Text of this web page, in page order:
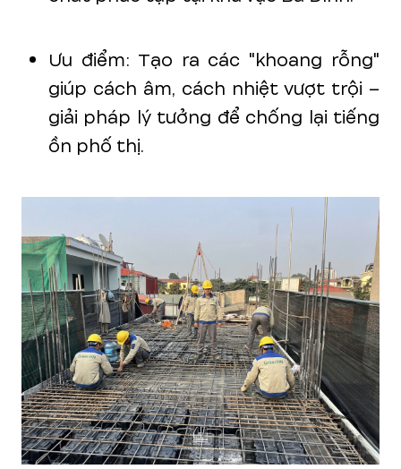
Ưu điểm: Tạo ra các "khoang rỗng"
giúp cách âm, cách nhiệt vượt trội –
giải pháp lý tưởng để chống lại tiếng
ồn phố thị.